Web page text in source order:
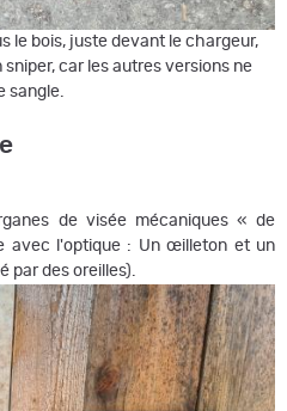
le bois, juste devant le chargeur,
car les autres versions ne
sangle.
de visée mécaniques « de
avec l'optique : Un œilleton et un
par des oreilles).